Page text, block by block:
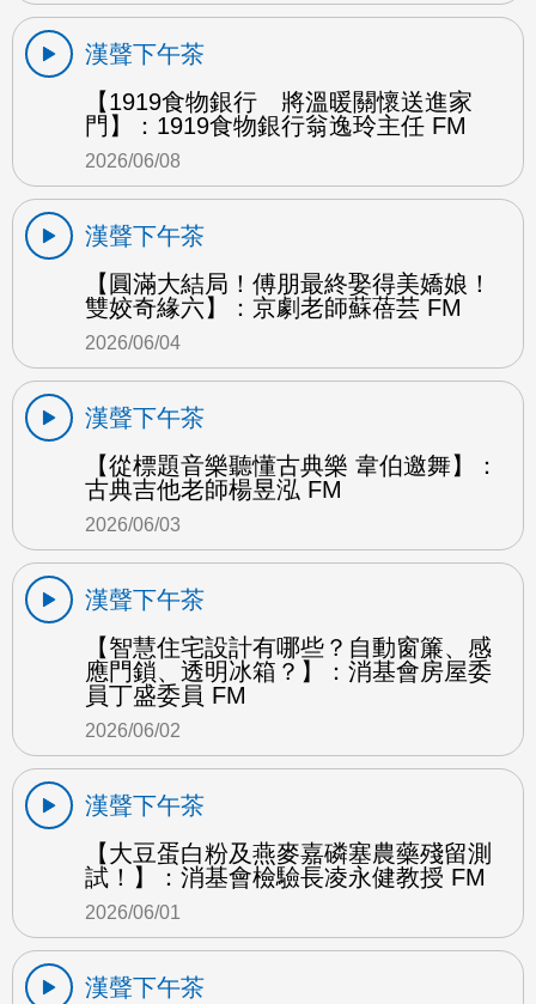
漢聲下午茶
【1919食物銀行 將溫暖關懷送進家
門】：1919食物銀行翁逸玲主任 FM
2026/06/08
漢聲下午茶
【圓滿大結局！傅朋最終娶得美嬌娘！
雙姣奇緣六】：京劇老師蘇蓓芸 FM
2026/06/04
漢聲下午茶
【從標題音樂聽懂古典樂 韋伯邀舞】：
古典吉他老師楊昱泓 FM
2026/06/03
漢聲下午茶
【智慧住宅設計有哪些？自動窗簾、感
應門鎖、透明冰箱？】：消基會房屋委
員丁盛委員 FM
2026/06/02
漢聲下午茶
【大豆蛋白粉及燕麥嘉磷塞農藥殘留測
試！】：消基會檢驗長凌永健教授 FM
2026/06/01
漢聲下午茶